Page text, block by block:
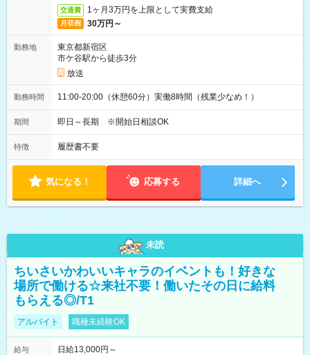
交通費 1ヶ月3万円を上限として実費支給
月収例 30万円～
勤務地
東京都新宿区
市ケ谷駅から徒歩3分
放送
勤務時間 11:00-20:00（休憩60分）実働8時間（残業少なめ！）
期間 即日～長期 ※開始日相談OK
特徴 履歴書不要
気になる！ 応募する 詳細へ
未読
ちいさいかわいいキャラのイベントも！好きな
場所で働ける☆来社不要！働いたその日に給料
もらえる◎/T1
アルバイト 職種未経験OK
給与
日給13,000円～